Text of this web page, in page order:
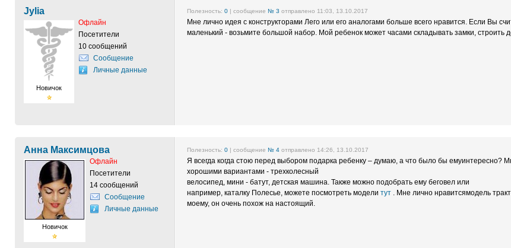
Jylia
Новичок
Офлайн
Посетители
10 сообщений
Сообщение
Личные данные
Полезность: 0 | сообщение № 3 отправлено 11:03, 13.10.2017
Мне лично идея с конструкторами Лего или его аналогами больше всего нравится. Если Вы
маленький - возьмите большой набор. Мой ребенок может часами складывать замки, строить
Анна Максимцова
Новичок
Офлайн
Посетители
14 сообщений
Сообщение
Личные данные
Полезность: 0 | сообщение № 4 отправлено 14:26, 13.10.2017
Я всегда когда стою перед выбором подарка ребенку – думаю, а что было бы емуинтересно?
хорошими вариантами - трехколесный
велосипед, мини - батут, детская машина. Также можно подобрать ему беговел или
например, каталку Полесье, можете посмотреть модели тут . Мне лично нравитсямодель
моему, он очень похож на настоящий.